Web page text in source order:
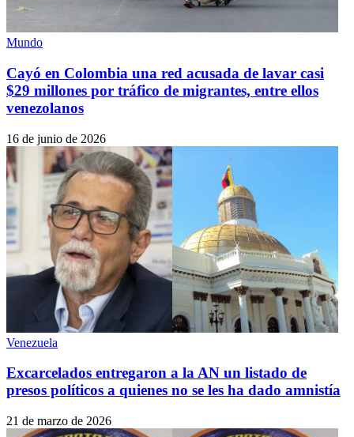
Mundo
Cayó en Colombia una red acusada de lavar casi
$29 millones por tráfico de migrantes, entre ellos
venezolanos
16 de junio de 2026
Venezuela
Excarcelados entregaron a la AN un listado de
presos políticos a quienes no se les ha dado amnistía
21 de marzo de 2026